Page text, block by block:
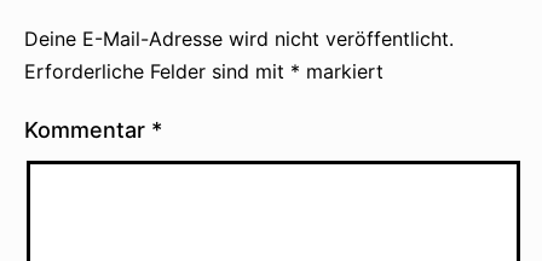
Deine E-Mail-Adresse wird nicht veröffentlicht.
Erforderliche Felder sind mit * markiert
Kommentar *